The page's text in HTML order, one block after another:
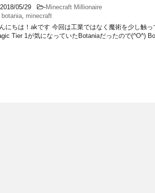
2018/05/29 -Minecraft Millionaire
botania, minecraft
にちは！akです 今回は工業ではなく魔術を少し触
Tier 1が気になっていたBotaniaだったので(^O^)